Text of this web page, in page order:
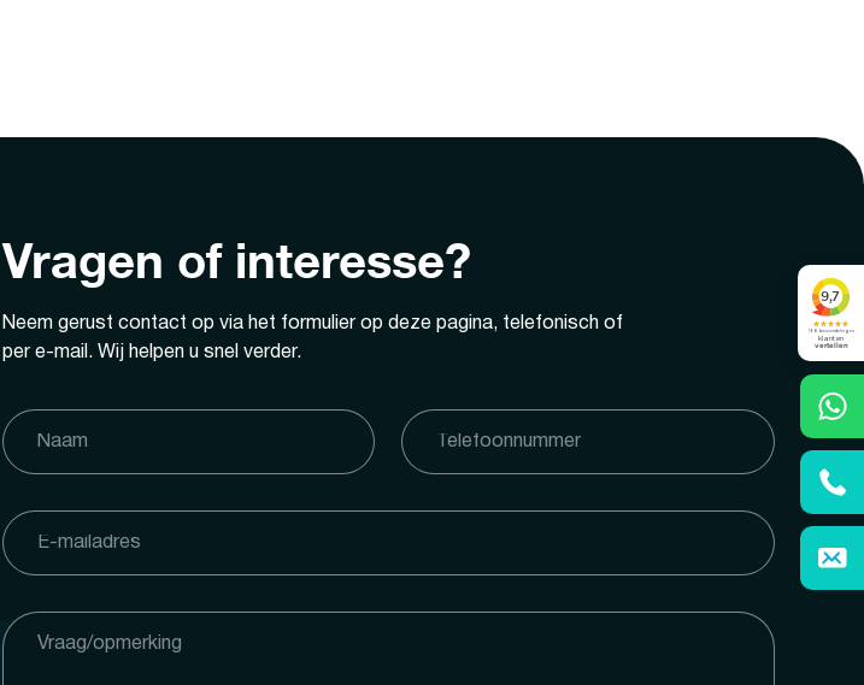
Vragen of interesse?
Neem gerust contact op via het formulier op deze pagina, telefonisch of
per e-mail. Wij helpen u snel verder.